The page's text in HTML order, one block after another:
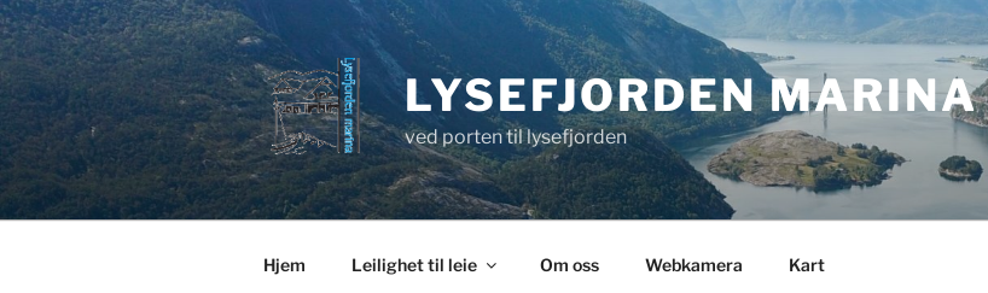
Gå
til
innhold
LYSEFJORDEN MARINA
ved porten til lysefjorden
Hjem Leilighet til leie Om oss Webkamera Kart